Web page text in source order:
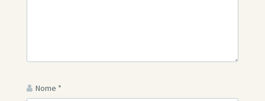
Nome *